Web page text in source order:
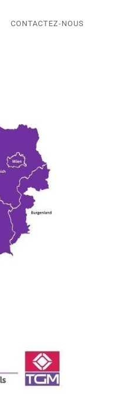
CONTACTEZ-NOUS